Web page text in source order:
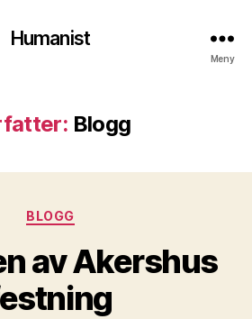
Humanist
Meny
Blogg
Kategorier
BLOGG
av Akershus